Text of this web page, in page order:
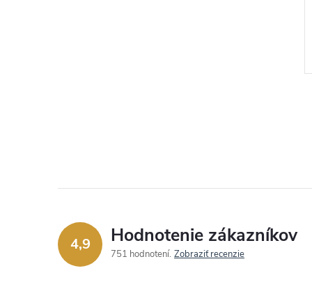
4,9 Hodnotenie zákazníkov
751 hodnotení Zobraziť recenzie